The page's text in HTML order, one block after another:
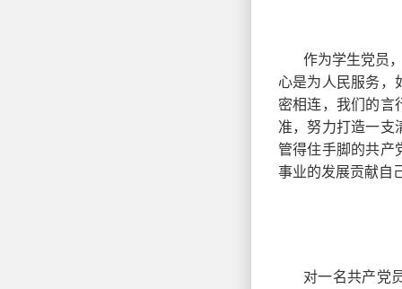
作为学生党员
心是为人民服务，
密相连，我们的言
准，努力打造一支
管得住手脚的共产
事业的发展贡献自
对一名共产党